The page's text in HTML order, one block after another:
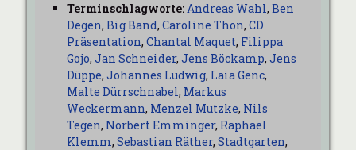
Terminschlagworte:Andreas Wahl, Ben
Degen, Big Band, Caroline Thon, CD
Präsentation, Chantal Maquet, Filippa
Gojo, Jan Schneider, Jens Böckamp, Jens
Düppe, Johannes Ludwig, Laia Genc,
Malte Dürrschnabel, Markus
Weckermann, Menzel Mutzke, Nils
Tegen, Norbert Emminger, Raphael
Klemm, Sebastian Räther, Stadtgarten,